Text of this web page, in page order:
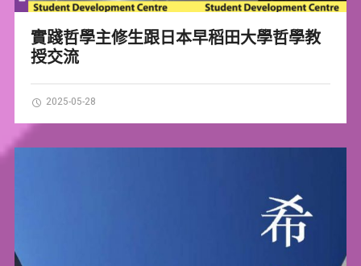
實踐哲學主修生跟日本早稻田大學哲學教
授交流
2025-05-28